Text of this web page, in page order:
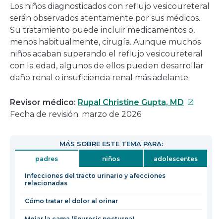
Los niños diagnosticados con reflujo vesicoureteral
serán observados atentamente por sus médicos.
Su tratamiento puede incluir medicamentos o,
menos habitualmente, cirugía. Aunque muchos
niños acaban superando el reflujo vesicoureteral
con la edad, algunos de ellos pueden desarrollar
daño renal o insuficiencia renal más adelante.
Revisor médico: Rupal Christine Gupta, MD Este
en
una
Fecha de revisión: marzo de 2026
MÁS SOBRE ESTE TEMA PARA:
padres niños adolescentes
Infecciones del tracto urinario y afecciones
relacionadas
Cómo tratar el dolor al orinar